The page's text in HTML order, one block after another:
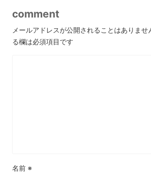
comment
メールアドレスが公開されることはありませ
る欄は必須項目です
名前 ※